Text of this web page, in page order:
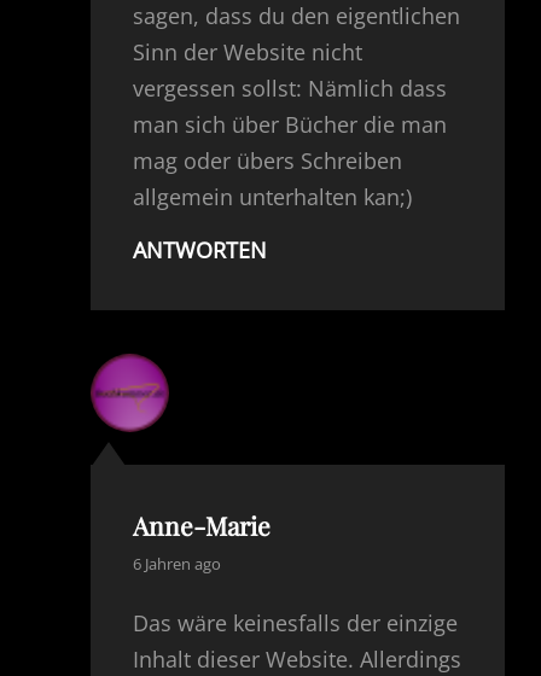
sagen, dass du den eigentlichen
Sinn der Website nicht
vergessen sollst: Nämlich dass
man sich über Bücher die man
mag oder übers Schreiben
allgemein unterhalten kan;)
ANTWORTEN
Anne-Marie
says:
6 Jahren ago
Das wäre keinesfalls der einzige
Inhalt dieser Website. Allerdings